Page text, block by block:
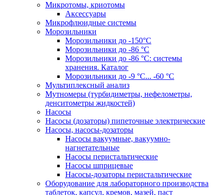
Микротомы, криотомы
Аксессуары
Микрофлюидные системы
Морозильники
Морозильники до -150°С
Морозильники до -86 °C
Морозильники до -86 °C: системы
хранения. Каталог
Морозильники до -9 °C... -60 °C
Мультиплексный анализ
Мутномеры (турбидиметры, нефелометры,
денситометры жидкостей)
Насосы
Насосы (дозаторы) пипеточные электрические
Насосы, насосы-дозаторы
Насосы вакуумные, вакуумно-
нагнетательные
Насосы перистальтические
Насосы шприцевые
Насосы-дозаторы перистальтические
Оборудование для лабораторного производства
таблеток, капсул, кремов, мазей, паст